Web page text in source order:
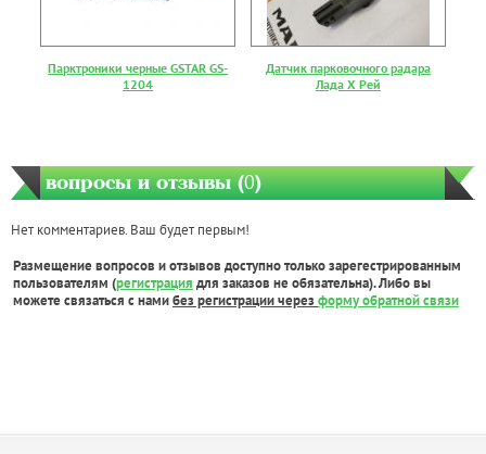
Парктроники черные GSTAR GS-
1204
Датчик парковочного радара
Лада Х Рей
вопросы и отзывы (0)
Нет комментариев. Ваш будет первым!
Размещение вопросов и отзывов доступно только зарегестрированным
пользователям (регистрация для заказов не обязательна). Либо вы
можете связаться с намибез регистрации через форму обратной связи